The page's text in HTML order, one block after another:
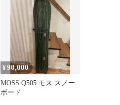
¥90,000
MOSS Q505 モス スノー
ボード